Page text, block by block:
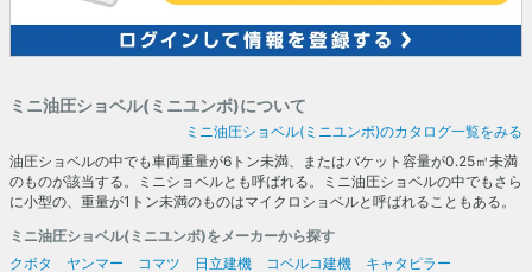
ミニ油圧ショベル(ミニユンボ)について
ミニ油圧ショベル(ミニユンボ)のカタログ一覧をみる
油圧ショベルの中でも車両重量が6トン未満、またはバケット容量が0.25㎥未満
のものが該当する。ミニショベルとも呼ばれる。ミニ油圧ショベルの中でもさら
に小型の、重量が1トン未満のものはマイクロショベルと呼ばれることもある。
ミニ油圧ショベル(ミニユンボ)をメーカーから探す
クボタ
ヤンマー コマツ 日立建機 コベルコ建機
キャタピラー